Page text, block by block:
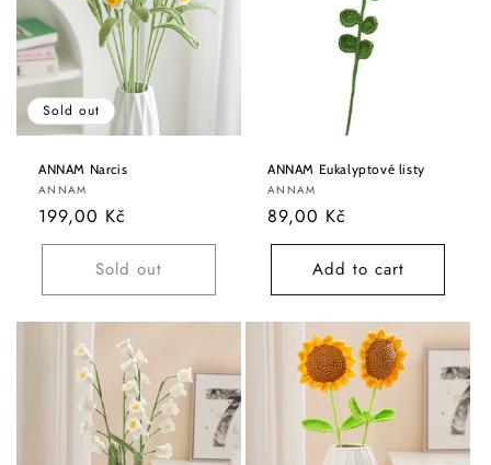
Sold out
ANNAM Narcis
Vendor:
ANNAM
Regular
price
199,00 Kč
Sold out
ANNAM Eukalyptové listy
Vendor:
ANNAM
Regular
price
89,00 Kč
Add to cart